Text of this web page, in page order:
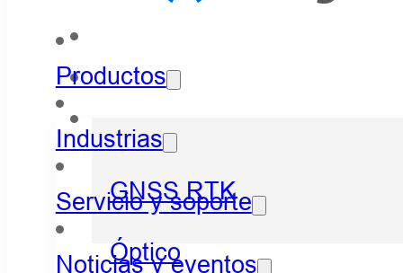
Productos
GNSS RTK
Óptico
Industrias
Servicio y soporte
Noticias y eventos